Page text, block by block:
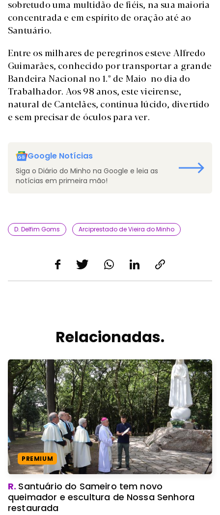
sobretudo uma multidão de fiéis, na sua maioria
concentrada e em espírito de oração até ao
Santuário.
Entre os milhares de peregrinos esteve Alfredo
Guimarães, conhecido por transportar a grande
Bandeira Nacional no 1.º de Maio no dia do
Trabalhador. Aos 98 anos, este vieirense,
natural de Cantelães, continua lúcido, divertido
e sem precisar de óculos para ver.
Google Notícias
Siga o Diário do Minho na Google e leia as
notícias em primeira mão!
D. Delfim Goms Arciprestado de Vieira do Minho
Relacionadas.
PREMIUM
R. Santuário do Sameiro tem novo
queimador e escultura de Nossa Senhora
restaurada